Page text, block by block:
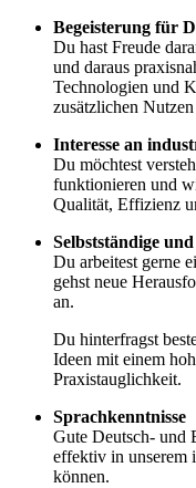
Begeisterung für
Du hast Freude
und daraus
Technologien und
zusätzlichen
Interesse an
Du möchtest
funktionieren und
Qualität, Effizienz
Selbstständige
Du arbeitest gerne
gehst neue
an.
Du hinterfragst
Ideen mit einem
Praxistauglichkeit.
Sprachkenntnisse
Gute Deutsch- und
effektiv in unserem
können.